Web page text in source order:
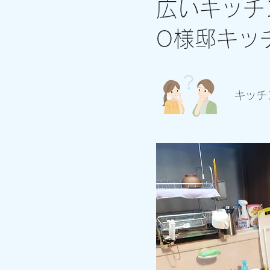
広いキッ
O様邸キッ
キッチ